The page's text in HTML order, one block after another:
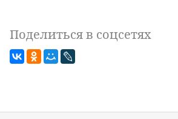
Поделиться в соцсетях